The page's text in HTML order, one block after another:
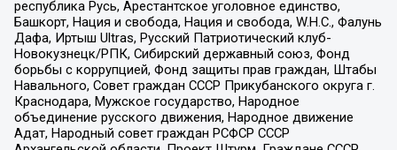
республика Русь, Арестантское уголовное единство,
Башкорт, Нация и свобода, Нация и свобода, W.H.С., Фалунь
Дафа, Иртыш Ultras, Русский Патриотический клуб-
Новокузнецк/РПК, Сибирский державный союз, Фонд
борьбы с коррупцией, Фонд защиты прав граждан, Штабы
Навального, Совет граждан СССР Прикубанского округа г.
Краснодара, Мужское государство, Народное
объединение русского движения, Народное движение
Адат, Народный совет граждан РСФСР СССР